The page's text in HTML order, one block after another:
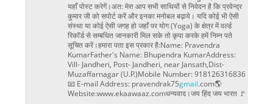
यहाँ पोस्ट करेगें।अत: मेरा आप सभी साथियों से निवेदन है कि प्रवेन्द्र
कुमार जी को सपोर्ट करें और इनका मनोबल बढ़ाये। यदि कोई भी ऐसी
संस्था या कोई ऐसी जगह हो जहाँ पर योग (Yoga) के क्षेत्र में वर्ल्ड
रिकॉर्ड से सम्बधित जानकारी मिल सके तो कृपा करके हमें निम्न पते
सूचित करें।हमारा पता इस प्रकार है:Name: Pravendra
KumarFather's Name: Bhupendra KumarAddress:
Vill- Jandheri, Post- Jandheri, near Jansath,Dist-
Muzaffarnagar (U.P.)Mobile Number: 918126316836
📧 E-mail Address: pravendrak75gmail.com🌎
Website:www.ekaawaaz.comधन्यवाद।जय हिंद जय भारत 🚩